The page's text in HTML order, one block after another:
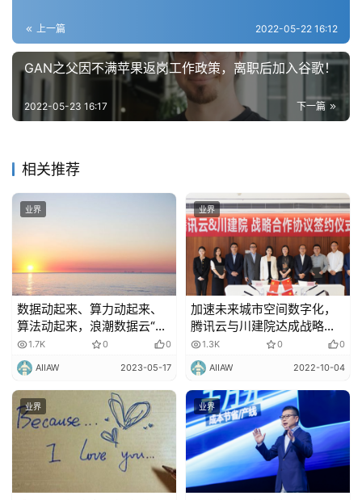
多
内
容
上一篇 2022-05-22 16:12
GAN之父因不满苹果返岗工作政策，离职后加入谷歌！
下一篇
2022-05-23 16:17
相关推荐
业界
数据动起来、算力动起来、
算法动起来，浪潮数据云“解
放”数据价值
1.7K 0 0
AIIAW 2023-05-17
业界
加速未来城市空间数字化，
腾讯云与川建院达成战略合
作1.3K 0 0
AIIAW 2022-10-04
业界 业界